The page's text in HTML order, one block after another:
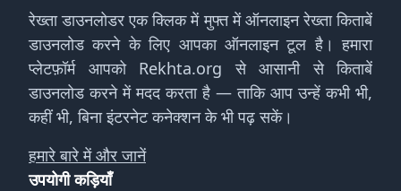
रेख्ता डाउनलोडर एक क्लिक में मुफ्त में ऑनलाइन रेख्ता किताबें
डाउनलोड करने के लिए आपका ऑनलाइन टूल है। हमारा
प्लेटफ़ॉर्म आपको Rekhta.org से आसानी से किताबें
डाउनलोड करने में मदद करता है — ताकि आप उन्हें कभी भी,
कहीं भी, बिना इंटरनेट कनेक्शन के भी पढ़ सकें।
हमारे बारे में और जानें
उपयोगी कड़ियाँ